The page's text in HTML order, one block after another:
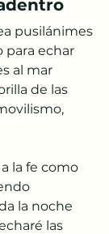
pusilánimes
para echar
al mar
de las
la fe como
la noche
las